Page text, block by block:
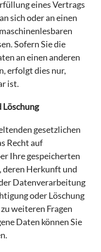
eines Vertrags
sich oder an einen
Sofern Sie die
an einen anderen
erfolgt dies nur,
ist.
gesetzlichen
Recht auf
Ihre gespeicherten
deren Herkunft und
Datenverarbeitung
oder Löschung
weiteren Fragen
Daten können Sie